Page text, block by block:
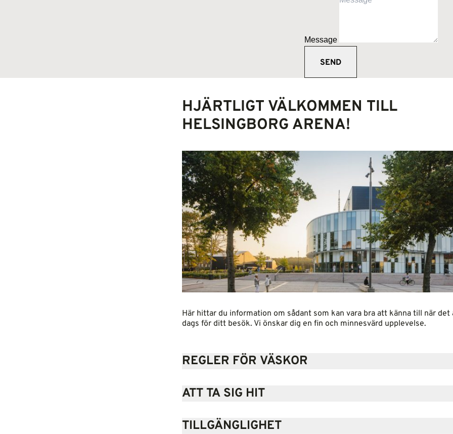
Message
HJÄRTLIGT VÄLKOMMEN TILL
HELSINGBORG ARENA!
Här hittar du information om sådant som kan vara bra att känna till när det
dags för ditt besök. Vi önskar dig en fin och minnesvärd upplevelse.
REGLER FÖR VÄSKOR
ATT TA SIG HIT
TILLGÄNGLIGHET